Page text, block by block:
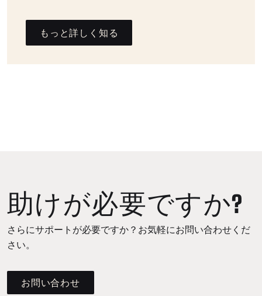
もっと詳しく知る
助けが必要ですか?
さらにサポートが必要ですか？お気軽にお問い合わせくだ
さい。
お問い合わせ